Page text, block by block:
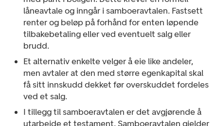
låneavtale og inngår i samboeravtalen. Fastsett
renter og beløp på forhånd for enten løpende
tilbakebetaling eller ved eventuelt salg eller
brudd.
Et alternativ enkelte velger å eie like andeler,
men avtaler at den med større egenkapital skal
få sitt innskudd dekket før overskuddet fordeles
ved et salg.
I tillegg til samboeravtalen er det avgjørende å
utarbeide et testament. Samboeravtalen gjelder